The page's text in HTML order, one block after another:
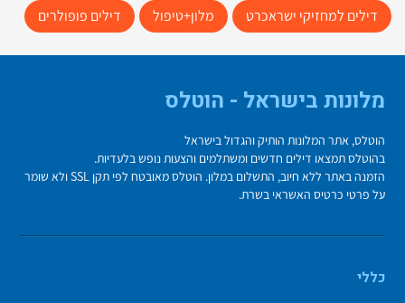
דילים למחזיקי ישראכרט מלון+טיפול דילים פופולרים
מלונות בישראל - הוטלס
הוטלס, אתר המלונות הותיק והגדול בישראל
בהוטלס תמצאו דילים חדשים ומשתלמים והצעות נופש בלעדיות.
הזמנה באתר ללא חיוב, התשלום במלון. הוטלס מאובטח לפי תקן SSL ולא שומר
על פרטי כרטיס האשראי בשרת.
כללי